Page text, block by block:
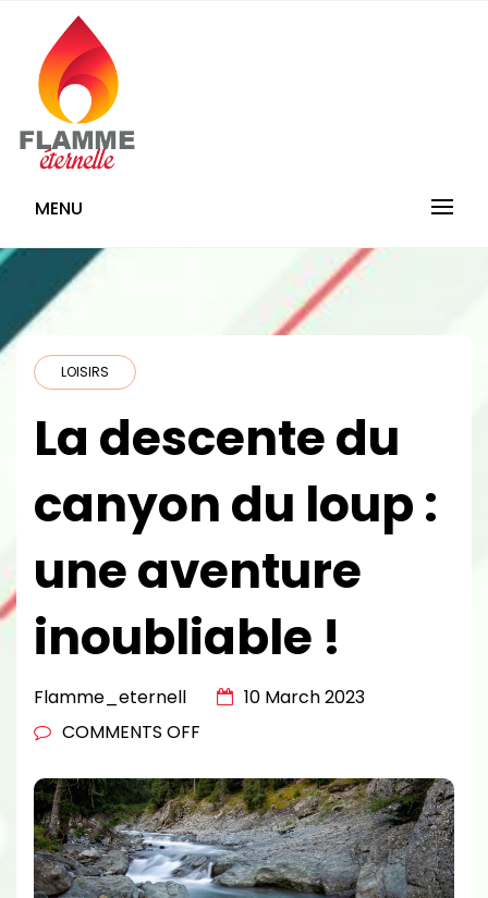
content
Flamme-
Eternelle.com
MENU
LOISIRS
La descente du
canyon du loup :
une aventure
inoubliable !
Flamme_eternell
10 March 2023
COMMENTS OFF
DESCENTE
DU
CANYON
DU